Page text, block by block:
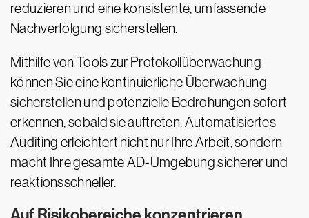
reduzieren und eine konsistente, umfassende
Nachverfolgung sicherstellen.
Mithilfe von Tools zur Protokollüberwachung
können Sie eine kontinuierliche Überwachung
sicherstellen und potenzielle Bedrohungen sofort
erkennen, sobald sie auftreten. Automatisiertes
Auditing erleichtert nicht nur Ihre Arbeit, sondern
macht Ihre gesamte AD-Umgebung sicherer und
reaktionsschneller.